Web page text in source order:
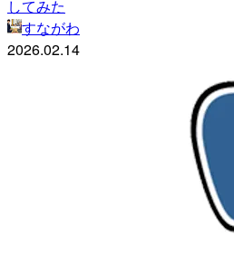
してみた
すながわ
2026.02.14